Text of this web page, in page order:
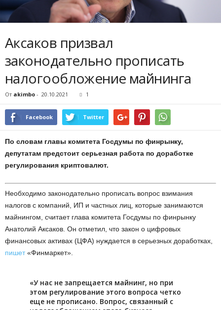
Аксаков призвал
законодательно прописать
налогообложение майнинга
От akimbo - 20.10.2021 1
Facebook Twitter
По словам главы комитета Госдумы по финрынку,
депутатам предстоит серьезная работа по доработке
регулирования криптовалют.
Необходимо законодательно прописать вопрос взимания
налогов с компаний, ИП и частных лиц, которые занимаются
майнингом, считает глава комитета Госдумы по финрынку
Анатолий Аксаков. Он отметил, что закон о цифровых
финансовых активах (ЦФА) нуждается в серьезных доработках,
пишет«Финмаркет».
«У нас не запрещается майнинг, но при
этом регулирование этого вопроса четко
еще не прописано. Вопрос, связанный с